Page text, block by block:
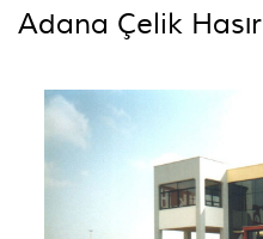
Adana Çelik Hasır